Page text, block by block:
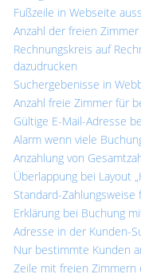
Fußzeile in Webseite
Anzahl der freien
Rechnungskreis auf
dazudrucken
Suchergebenisse in
Anzahl freie Zimmer für
Gültige E-Mail-Adresse
Alarm wenn viele
Anzahlung von
Überlappung bei Layout
Standard-Zahlungsweise
Erklärung bei Buchung
Adresse in der Kunden-
Nur bestimmte Kunden
Zeile mit freien